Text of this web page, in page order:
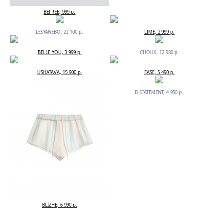
BEFREE, 999 р.
LESYANEBO, 22 100 р. LIME, 2 999 р.
BELLE YOU, 3 999 р. CHOUX, 12 980 р.
USHATAVA, 15 900 р. EASE, 5 490 р.
BLIZHE, 6 990 р.
B STATEMENT, 4 950 р.